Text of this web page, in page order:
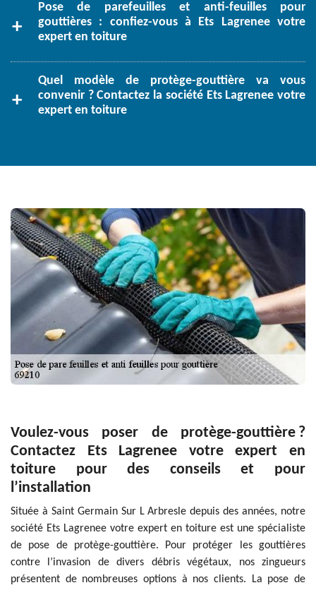
Pose de parefeuilles et anti-feuilles pour
gouttières : confiez-vous à Ets Lagrenee votre
expert en toiture
Quel modèle de protège-gouttière va vous
convenir ? Contactez la société Ets Lagrenee votre
expert en toiture
Voulez-vous poser de protège-gouttière ?
Contactez Ets Lagrenee votre expert en
toiture pour des conseils et pour
l’installation
Située à Saint Germain Sur L Arbresle depuis des années, notre
société Ets Lagrenee votre expert en toiture est une spécialiste
de pose de protège-gouttière. Pour protéger les gouttières
contre l’invasion de divers débris végétaux, nos zingueurs
présentent de nombreuses options à nos clients. La pose de